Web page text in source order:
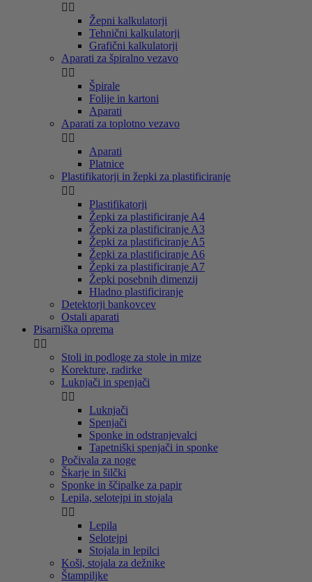
 
Žepni kalkulatorji
Tehnični kalkulatorji
Grafični kalkulatorji
Aparati za špiralno vezavo
 
Špirale
Folije in kartoni
Aparati
Aparati za toplotno vezavo
 
Aparati
Platnice
Plastifikatorji in žepki za plastificiranje
 
Plastifikatorji
Žepki za plastificiranje A4
Žepki za plastificiranje A3
Žepki za plastificiranje A5
Žepki za plastificiranje A6
Žepki za plastificiranje A7
Žepki posebnih dimenzij
Hladno plastificiranje
Detektorji bankovcev
Ostali aparati
Pisarniška oprema
 
Stoli in podloge za stole in mize
Korekture, radirke
Luknjači in spenjači
 
Luknjači
Spenjači
Sponke in odstranjevalci
Tapetniški spenjači in sponke
Počivala za noge
Škarje in šilčki
Sponke in ščipalke za papir
Lepila, selotejpi in stojala
 
Lepila
Selotejpi
Stojala in lepilci
Koši, stojala za dežnike
Štampiljke